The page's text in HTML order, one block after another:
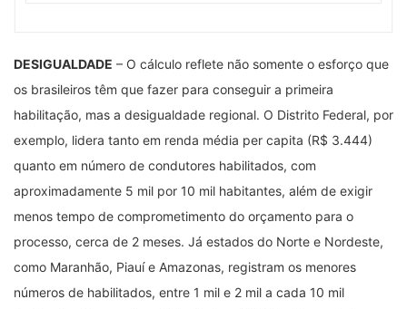
DESIGUALDADE – O cálculo reflete não somente o esforço que
os brasileiros têm que fazer para conseguir a primeira
habilitação, mas a desigualdade regional. O Distrito Federal, por
exemplo, lidera tanto em renda média per capita (R$ 3.444)
quanto em número de condutores habilitados, com
aproximadamente 5 mil por 10 mil habitantes, além de exigir
menos tempo de comprometimento do orçamento para o
processo, cerca de 2 meses. Já estados do Norte e Nordeste,
como Maranhão, Piauí e Amazonas, registram os menores
números de habilitados, entre 1 mil e 2 mil a cada 10 mil